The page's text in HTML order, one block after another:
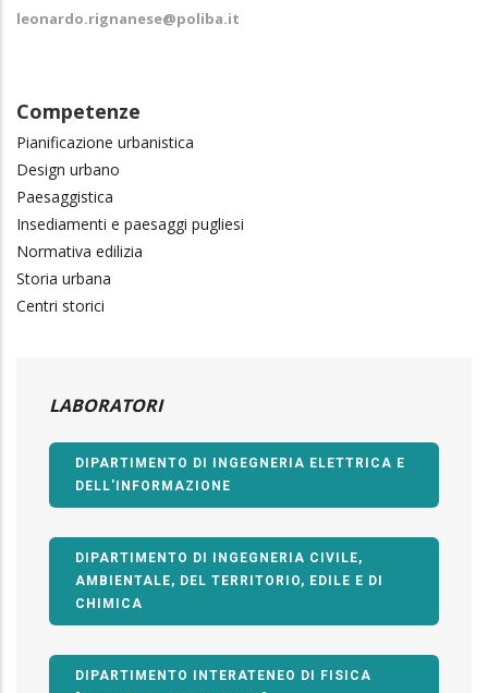
leonardo.rignanese@poliba.it
Competenze
Pianificazione urbanistica
Design urbano
Paesaggistica
Insediamenti e paesaggi pugliesi
Normativa edilizia
Storia urbana
Centri storici
LABORATORI
DIPARTIMENTO DI INGEGNERIA ELETTRICA E
DELL'INFORMAZIONE
DIPARTIMENTO DI INGEGNERIA CIVILE,
AMBIENTALE, DEL TERRITORIO, EDILE E DI
CHIMICA
DIPARTIMENTO INTERATENEO DI FISICA